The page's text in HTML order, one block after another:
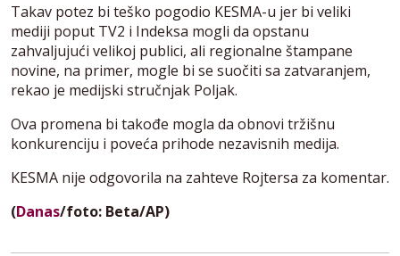
Takav potez bi teško pogodio KESMA-u jer bi veliki
mediji poput TV2 i Indeksa mogli da opstanu
zahvaljujući velikoj publici, ali regionalne štampane
novine, na primer, mogle bi se suočiti sa zatvaranjem,
rekao je medijski stručnjak Poljak.
Ova promena bi takođe mogla da obnovi tržišnu
konkurenciju i poveća prihode nezavisnih medija.
KESMA nije odgovorila na zahteve Rojtersa za komentar.
(Danas/foto: Beta/AP)